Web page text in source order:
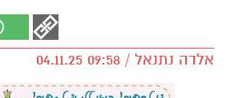
אלדה נתנאל / 09:58 04.11.25